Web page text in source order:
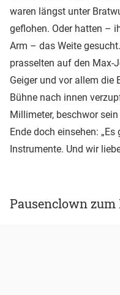
waren längst unter
geflohen. Oder hatten –
Arm – das Weite
prasselten auf den Max-
Geiger und vor allem die
Bühne nach innen
Millimeter, beschwor
Ende doch einsehen:
Instrumente. Und wir
Pausenclown